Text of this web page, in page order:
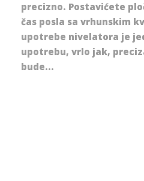
precizno. Postavićete
čas posla sa vrhunskim
upotrebe nivelatora je
upotrebu, vrlo jak,
bude...